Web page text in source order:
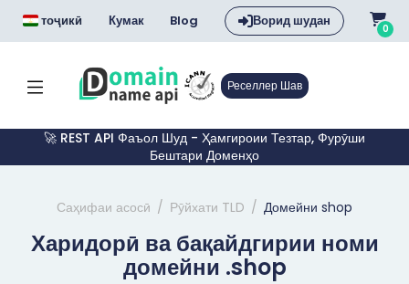
тоҷикӣ Кумак Blog Ворид шудан 0
Реселлер Шав
🚀 REST API Фаъол Шуд - Ҳамгироии Тезтар, Фурӯши
Бештари Доменҳо
Саҳифаи асосӣ Рӯйхати TLD Домейни shop
Харидорӣ ва бақайдгирии номи
домейни .shop